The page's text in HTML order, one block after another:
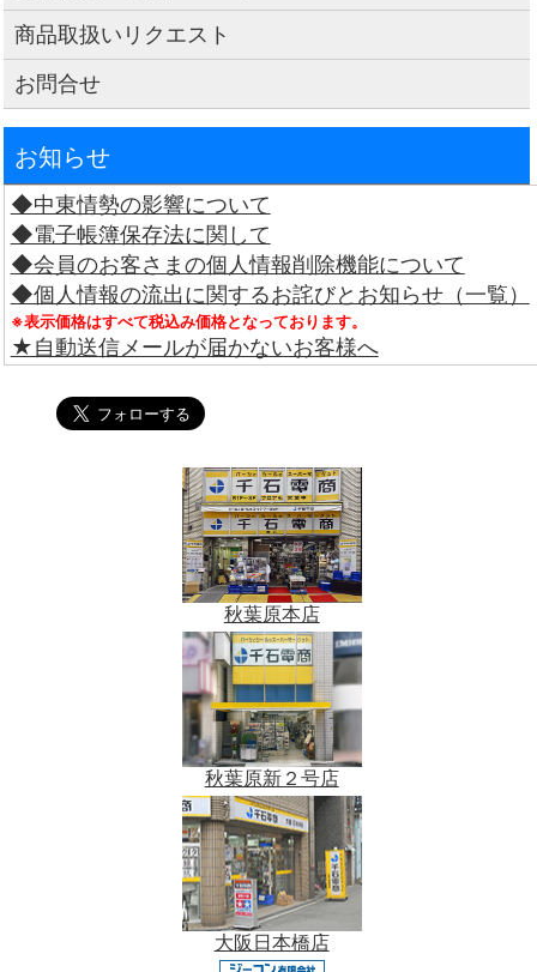
商品取扱いリクエスト
お問合せ
お知らせ
◆中東情勢の影響について
◆電子帳簿保存法に関して
◆会員のお客さまの個人情報削除機能について
◆個人情報の流出に関するお詫びとお知らせ（一覧）
※表示価格はすべて税込み価格となっております。
★自動送信メールが届かないお客様へ
秋葉原本店
秋葉原新２号店
大阪日本橋店